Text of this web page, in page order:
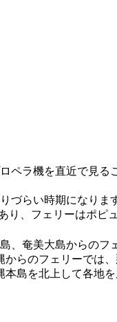
ペラ機を直近で見る
づらい時期になりま
、フェリーはポピ
、奄美大島からの
らのフェリーでは
島を北上して各地